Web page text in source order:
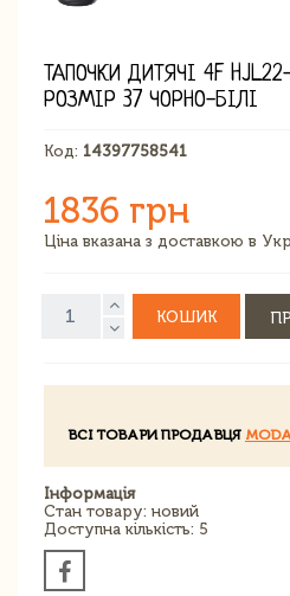
ТАПОЧКИ ДИТЯЧІ 4F
РОЗМІР 37 ЧОРНО-БІЛІ
Код: 14397758541
1836 грн
Ціна вказана з доставкою в
КОШИК
ВСІ ТОВАРИ ПРОДАВЦЯ
Інформація
Стан товару: новий
Доступна кількість: 5